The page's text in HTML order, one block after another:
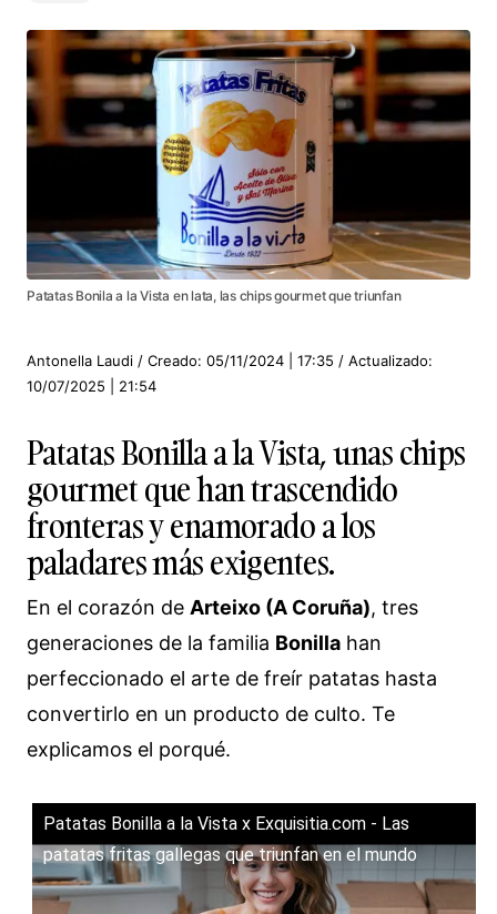
Patatas Bonila a la Vista en lata, las chips gourmet que triunfan
Antonella Laudi / Creado: 05/11/2024 | 17:35 / Actualizado:
10/07/2025 | 21:54
Patatas Bonilla a la Vista, unas chips
gourmet que han trascendido
fronteras y enamorado a los
paladares más exigentes.
En el corazón de Arteixo (A Coruña), tres
generaciones de la familia Bonilla han
perfeccionado el arte de freír patatas hasta
convertirlo en un producto de culto. Te
explicamos el porqué.
Patatas Bonilla a la Vista x Exquisitia.com - Las
patatas fritas gallegas que triunfan en el mundo